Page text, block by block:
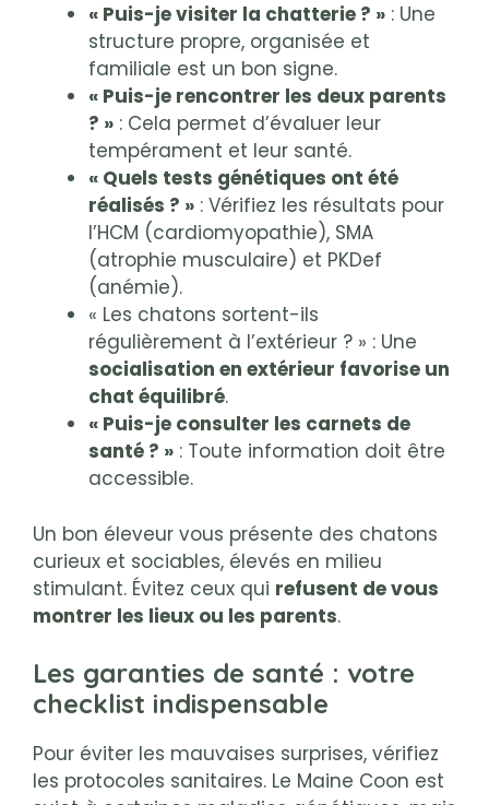
« Puis-je visiter la chatterie ? » : Une
structure propre, organisée et
familiale est un bon signe.
« Puis-je rencontrer les deux parents
? » : Cela permet d’évaluer leur
tempérament et leur santé.
« Quels tests génétiques ont été
réalisés ? » : Vérifiez les résultats pour
l’HCM (cardiomyopathie), SMA
(atrophie musculaire) et PKDef
(anémie).
« Les chatons sortent-ils
régulièrement à l’extérieur ? » : Une
socialisation en extérieur favorise un
chat équilibré.
« Puis-je consulter les carnets de
santé ? » : Toute information doit être
accessible.
Un bon éleveur vous présente des chatons
curieux et sociables, élevés en milieu
stimulant. Évitez ceux qui refusent de vous
montrer les lieux ou les parents.
Les garanties de santé : votre
checklist indispensable
Pour éviter les mauvaises surprises, vérifiez
les protocoles sanitaires. Le Maine Coon est